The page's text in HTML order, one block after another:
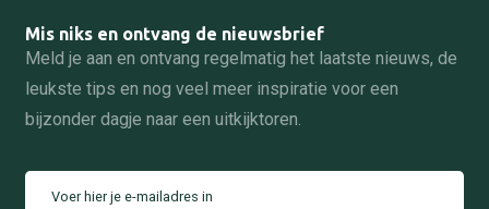
Mis niks en ontvang de nieuwsbrief
Meld je aan en ontvang regelmatig het laatste nieuws, de
leukste tips en nog veel meer inspiratie voor een
bijzonder dagje naar een uitkijktoren.
Voer hier je e-mailadres in